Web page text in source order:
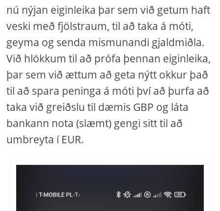
nú nýjan eiginleika þar sem við getum haft
veski með fjölstraum, til að taka á móti,
geyma og senda mismunandi gjaldmiðla.
Við hlökkum til að prófa þennan eiginleika,
þar sem við ættum að geta nýtt okkur það
til að spara peninga á móti því að þurfa að
taka við greiðslu til dæmis GBP og láta
bankann nota (slæmt) gengi sitt til að
umbreyta í EUR.